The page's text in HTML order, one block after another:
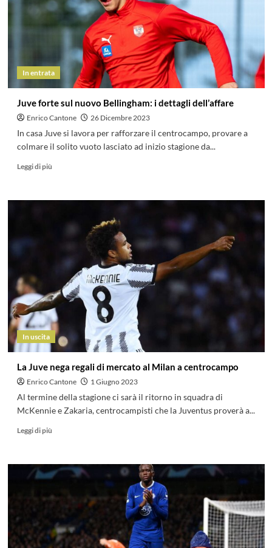
In entrata
Juve forte sul nuovo Bellingham: i dettagli dell’affare
Enrico Cantone 26 Dicembre 2023
In casa Juve si lavora per rafforzare il centrocampo, provare a
colmare il solito vuoto lasciato ad inizio stagione da...
Leggi di più
In uscita
La Juve nega regali di mercato al Milan a centrocampo
Enrico Cantone 1 Giugno 2023
Al termine della stagione ci sarà il ritorno in squadra di
McKennie e Zakaria, centrocampisti che la Juventus proverà a...
Leggi di più